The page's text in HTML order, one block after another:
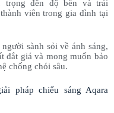
trọng đến độ bền và trải
viên trong gia đình tại
sành sỏi về ánh sáng,
đắt giá và mong muốn bảo
chống chói sâu.
pháp chiếu sáng Aqara